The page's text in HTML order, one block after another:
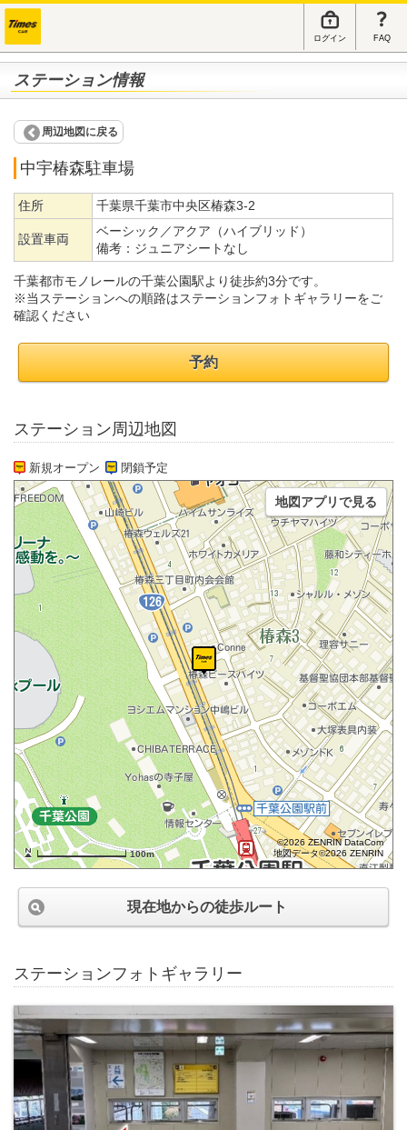
ログイン FAQ
ステーション情報
周辺地図に戻る
中宇椿森駐車場
住所 千葉県千葉市中央区椿森3-2
設置車両
ベーシック／アクア（ハイブリッド）
備考： ジュニアシートなし
千葉都市モノレールの千葉公園駅より徒歩約3分です。
※当ステーションへの順路はステーションフォトギャラリーをご
確認ください
予約
ステーション周辺地図
新規オープン 閉鎖予定
100m
©2026 ZENRIN DataCom
地図データ©2026 ZENRIN
地図アプリで見る
現在地からの徒歩ルート
ステーションフォトギャラリー